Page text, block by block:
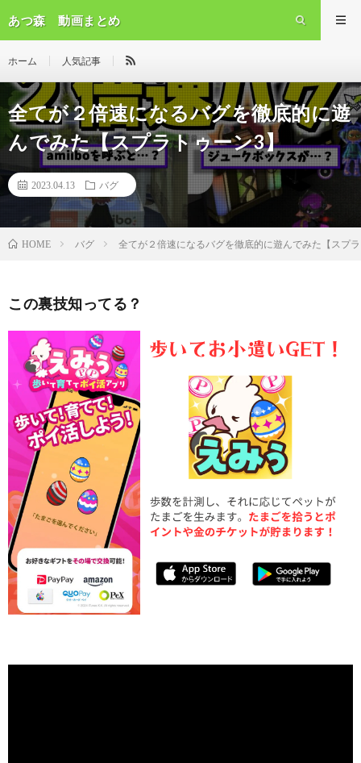
あつ森 動画まとめ
ホーム 人気記事
全てが２倍速になるバグを徹底的に遊
んでみた【スプラトゥーン3】
2023.04.13 バグ
HOME バグ 全てが２倍速になるバグを徹底的に遊んでみた【スプ
この裏技知ってる？